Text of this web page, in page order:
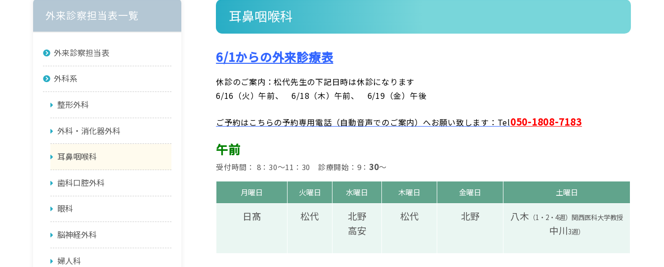
耳鼻咽喉科
6/1からの外来診療表
休診のご案内：松代先生の下記日時は休診になります
6/16（火）午前、 6/18（木）午前、 6/19（金）午後
ご予約はこちらの予約専用電話（自動音声でのご案内）へお願い致します：Tel050-1808-7183
午前
受付時間： 8：30～11：30 診療開始：9：30～
月曜日 火曜日 水曜日 木曜日 金曜日 土曜日
日髙 松代
北野
高安
松代 北野 八木 （1・2・4週）関西医科大学教授
中川3週）
外来診察担当表一覧
外来診察担当表
外科系
整形外科
外科・消化器外科
耳鼻咽喉科
歯科口腔外科
眼科
脳神経外科
婦人科